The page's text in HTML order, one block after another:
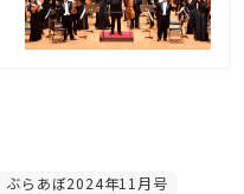
ぶらあぼ2024年11月号